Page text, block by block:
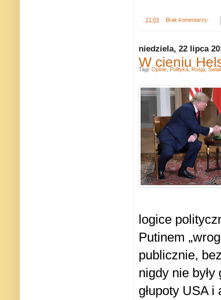
21:03 Brak komentarzy:
niedziela, 22 lipca
W cieniu
logice
Putinem
publicznie,
nigdy nie
głupoty USA
Tagi: Opinie Polityka Rosja Świat